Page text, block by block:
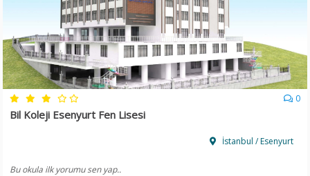
0
Bil Koleji Esenyurt Fen Lisesi
İstanbul / Esenyurt
Bu okula ilk yorumu sen yap..